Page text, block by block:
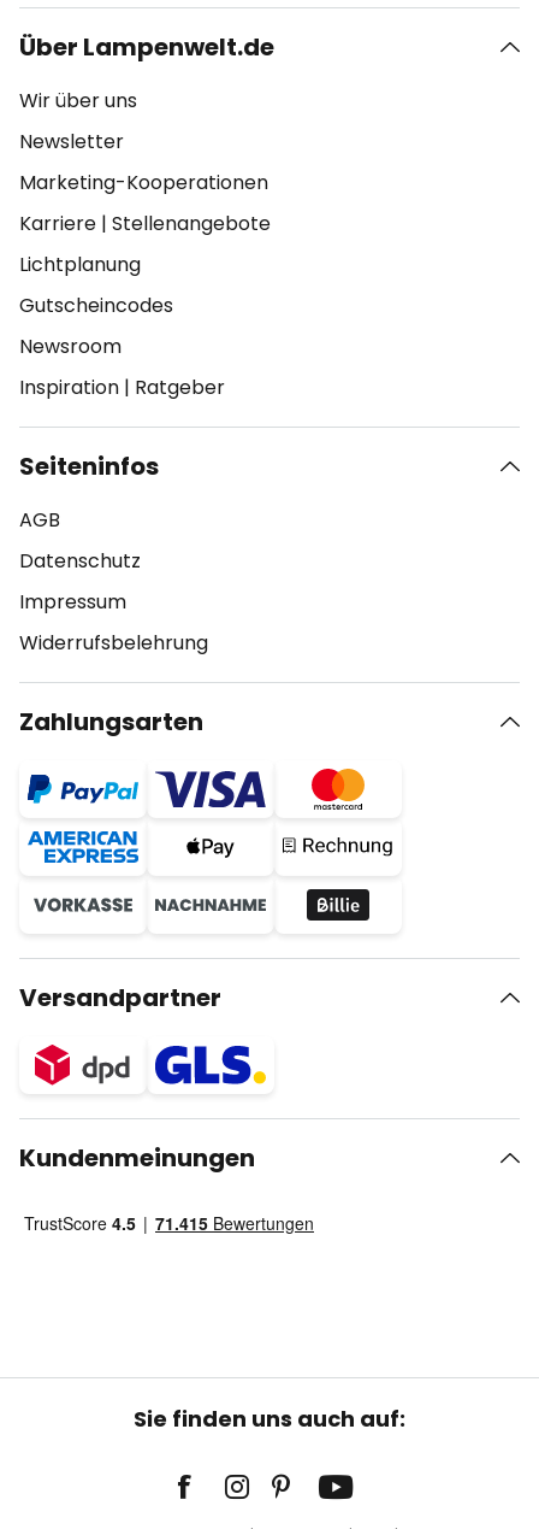
Über Lampenwelt.de
Wir über uns
Newsletter
Marketing-Kooperationen
Karriere | Stellenangebote
Lichtplanung
Gutscheincodes
Newsroom
Inspiration | Ratgeber
Seiteninfos
AGB
Datenschutz
Impressum
Widerrufsbelehrung
Zahlungsarten
Versandpartner
Kundenmeinungen
Sie finden uns auch auf: